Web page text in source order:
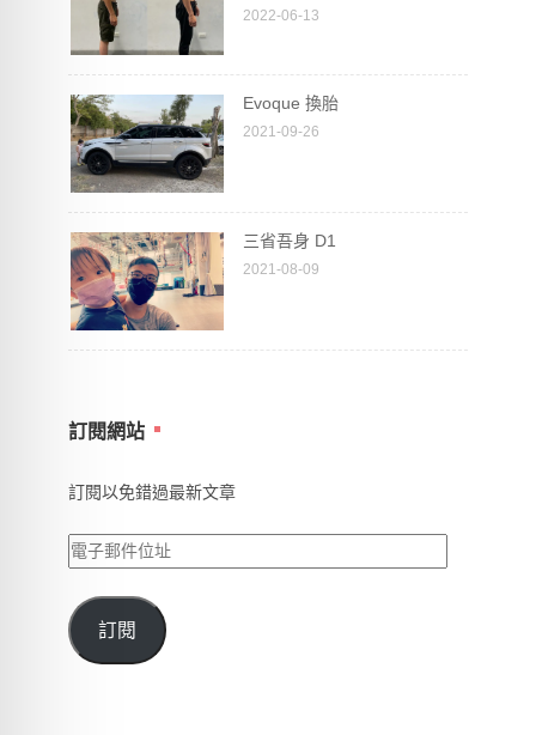
2022-06-13
Evoque 換胎
2021-09-26
三省吾身 D1
2021-08-09
訂閱網站
訂閱以免錯過最新文章
電
郵
件
訂閱